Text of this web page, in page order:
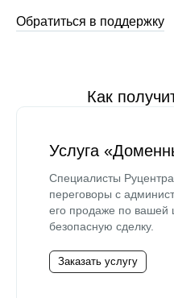
Обратиться в поддержку
Как
Услуга
Специалисты
переговоры с
его продаже по вашей
безопасную сделку.
Заказать услугу